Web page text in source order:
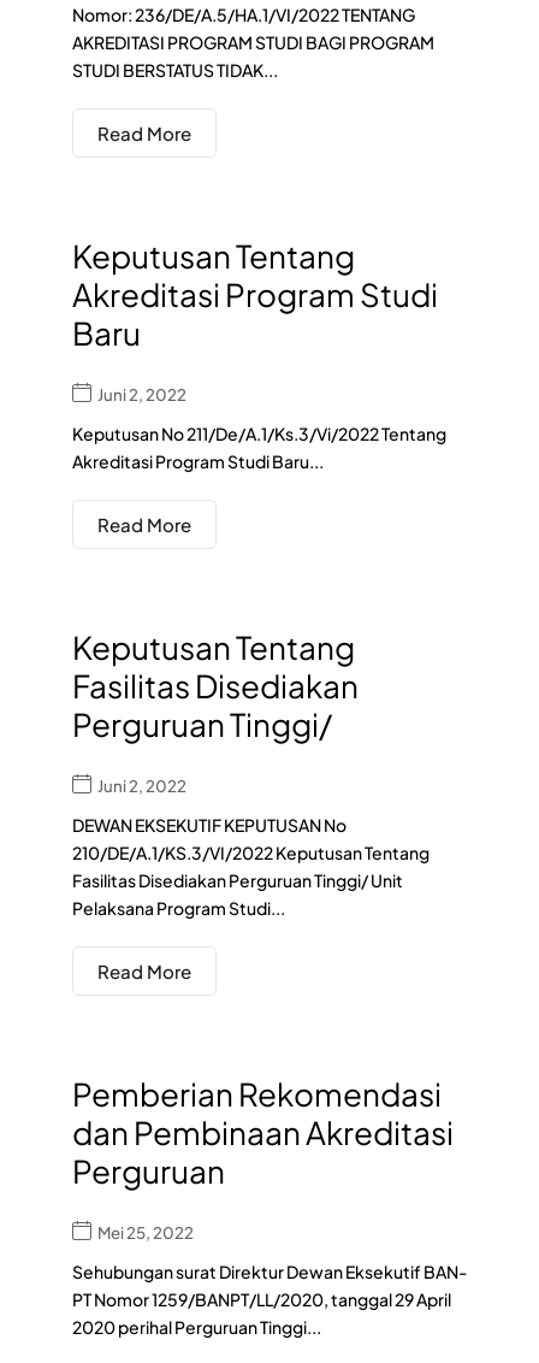
Nomor: 236/DE/A.5/HA.1/VI/2022 TENTANG
AKREDITASI PROGRAM STUDI BAGI PROGRAM
STUDI BERSTATUS TIDAK...
Read More
Keputusan Tentang
Akreditasi Program Studi
Baru
Juni 2, 2022
Keputusan No 211/De/A.1/Ks.3/Vi/2022 Tentang
Akreditasi Program Studi Baru...
Read More
Keputusan Tentang
Fasilitas Disediakan
Perguruan Tinggi/
Juni 2, 2022
DEWAN EKSEKUTIF KEPUTUSAN No
210/DE/A.1/KS.3/VI/2022 Keputusan Tentang
Fasilitas Disediakan Perguruan Tinggi/ Unit
Pelaksana Program Studi...
Read More
Pemberian Rekomendasi
dan Pembinaan Akreditasi
Perguruan
Mei 25, 2022
Sehubungan surat Direktur Dewan Eksekutif BAN-
PT Nomor 1259/BANPT/LL/2020, tanggal 29 April
2020 perihal Perguruan Tinggi...